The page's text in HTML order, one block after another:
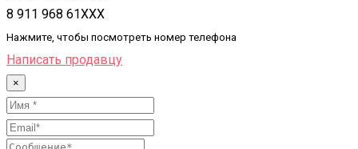
8 911 968 61XXX
Нажмите, чтобы посмотреть номер телефона
Написать продавцу
×